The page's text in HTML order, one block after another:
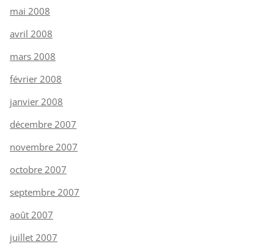
mai 2008
avril 2008
mars 2008
février 2008
janvier 2008
décembre 2007
novembre 2007
octobre 2007
septembre 2007
août 2007
juillet 2007